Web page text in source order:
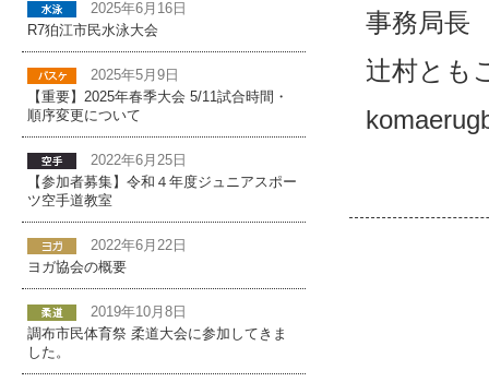
事務局長
辻村とも
2025年6月16日
R7狛江市民水泳大会
2025年5月9日
【重要】2025年春季大会 5/11試合時間・
順序変更について
2022年6月25日
【参加者募集】令和４年度ジュニアスポー
ツ空手道教室
2022年6月22日
ヨガ協会の概要
2019年10月8日
調布市民体育祭 柔道大会に参加してきま
した。